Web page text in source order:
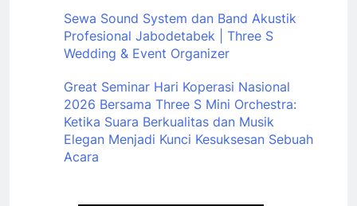
Sewa Sound System dan Band Akustik
Profesional Jabodetabek | Three S
Wedding & Event Organizer
Great Seminar Hari Koperasi Nasional
2026 Bersama Three S Mini Orchestra:
Ketika Suara Berkualitas dan Musik
Elegan Menjadi Kunci Kesuksesan Sebuah
Acara